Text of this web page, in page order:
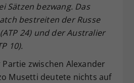
Sätzen bezwang. Das
bestreiten der Russe
24) und der Australier
10).
zwischen Alexander
Musetti deutete nichts auf